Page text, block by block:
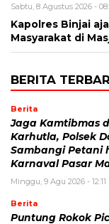
Sabtu, 8 Agustus 2026 -
Kapolres Binjai
Masyarakat di
BERITA
Berita
Jaga Kamtibmas
Karhutla, Polsek
Sambangi Petani
Karnaval Pasar
Minggu, 9 Agu 2026 - 12:11
Berita
Puntung Rokok